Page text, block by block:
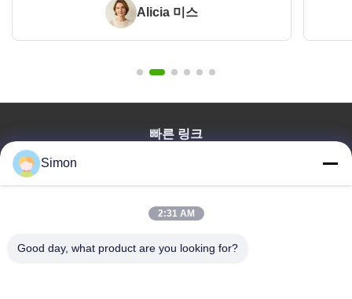
Alicia 미스
빠른 링크
제품
비디오
블로그
Simon
2:31 AM
Good day, what product are you looking for?